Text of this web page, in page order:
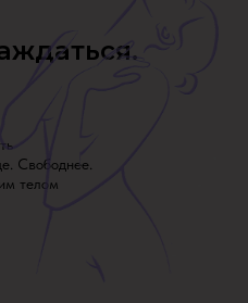
Свободнее.
телом